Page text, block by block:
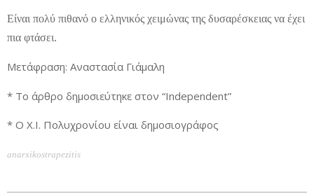
Είναι πολύ πιθανό ο ελληνικός χειμώνας της δυσαρέσκειας να έχει
πια φτάσει.
Μετάφραση: Αναστασία Γιάμαλη
* Το άρθρο δημοσιεύτηκε στον “Independent”
* Ο Χ.Ι. Πολυχρονίου είναι δημοσιογράφος
anarxikostrapezitis